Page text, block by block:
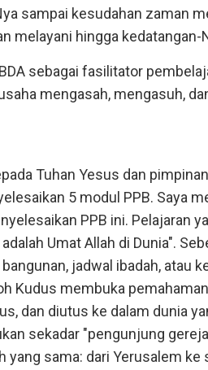
sampai kesudahan zaman
melayani hingga kedatangan-
sebagai fasilitator
mengasah, mengasuh,
Tuhan Yesus dan
5 modul PPB. Saya
PPB ini. Pelajaran
Umat Allah di Dunia".
jadwal ibadah, atau
Kudus membuka
dan diutus ke dalam dunia
sekadar "pengunjung
yang sama: dari Yerusalem ke